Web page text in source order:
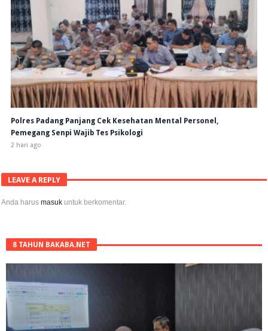
Polres Padang Panjang Cek Kesehatan Mental Personel,
Pemegang Senpi Wajib Tes Psikologi
2 hari ago
LEAVE A REPLY
Anda harusmasuk untuk berkomentar.
8 TAHUN BAKABA.NET